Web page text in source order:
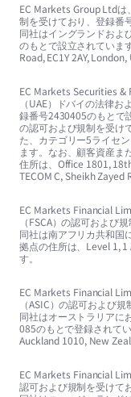
EC Markets Group Ltdは
制を受けており、登録番
同社はイングランドおよ
のもとで設立されてい
Road, EC1Y 2AY, London,
EC Markets Securities &
（UAE）ドバイの法律
録番号2430405のもとで
の認可および規制を受け
た、カテゴリー5ライセ
ます。なお、顧客資産ま
住所は、Office 1801,
TECOM C, Sheikh Zayed
EC Markets Financial
（FSCA）の認可および
同社は南アフリカ共和国
拠点の住所は、Level 1,
す。
EC Markets Financial
（ASIC）の認可および
同社はオーストラリアに
085のもとで登録されて
Auckland 1010, New
EC Markets Financial
認可および規制を受けて